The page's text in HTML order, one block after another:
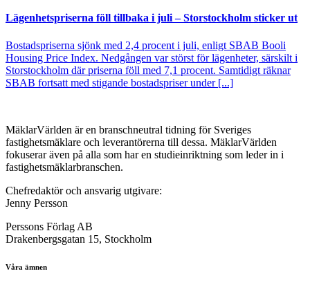
Lägenhetspriserna föll tillbaka i juli – Storstockholm sticker ut
Bostadspriserna sjönk med 2,4 procent i juli, enligt SBAB Booli
Housing Price Index. Nedgången var störst för lägenheter, särskilt i
Storstockholm där priserna föll med 7,1 procent. Samtidigt räknar
SBAB fortsatt med stigande bostadspriser under [...]
MäklarVärlden är en branschneutral tidning för Sveriges
fastighetsmäklare och leverantörerna till dessa. MäklarVärlden
fokuserar även på alla som har en studieinriktning som leder in i
fastighetsmäklarbranschen.
Chefredaktör och ansvarig utgivare:
Jenny Persson
Perssons Förlag AB
Drakenbergsgatan 15, Stockholm
Våra ämnen